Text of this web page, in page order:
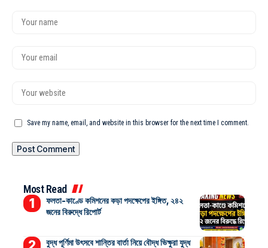
Save my name, email, and website in this browser for the next time I comment.
Most Read
ফলতা-কাণ্ডে কমিশনের কড়া পদক্ষেপের ইঙ্গিত, ২৪২
জনের বিরুদ্ধে রিপোর্ট
বুদ্ধ পূর্ণিমা উৎসবে শান্তির বার্তা নিয়ে বৌদ্ধ ভিক্ষুরা যুদ্ধ